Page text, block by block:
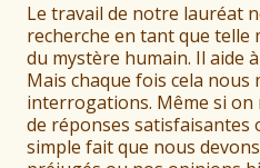
Le travail de notre lauréat
recherche en tant que telle
du mystère humain. Il aide
Mais chaque fois cela nous
interrogations. Même si on
de réponses satisfaisantes
simple fait que nous